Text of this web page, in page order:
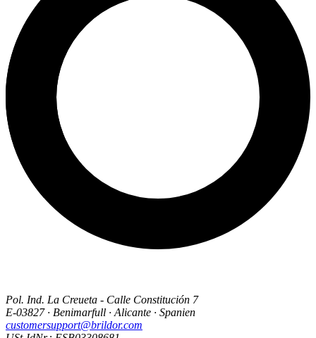
Pol. Ind. La Creueta - Calle Constitución 7
E-03827 · Benimarfull · Alicante · Spanien
customersupport@brildor.com